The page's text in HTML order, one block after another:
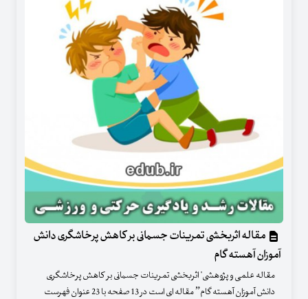
مقاله اثربخشی تمرینات جسمانی بر کاهش پرخاشگری دانش
آموزان آهسته گام
مقاله علمی و پژوهشی" اثربخشی تمرینات جسمانی بر کاهش پرخاشگری
دانش آموزان آهسته گام” مقاله ای است در 13 صفحه با 23 عنوان فهرست